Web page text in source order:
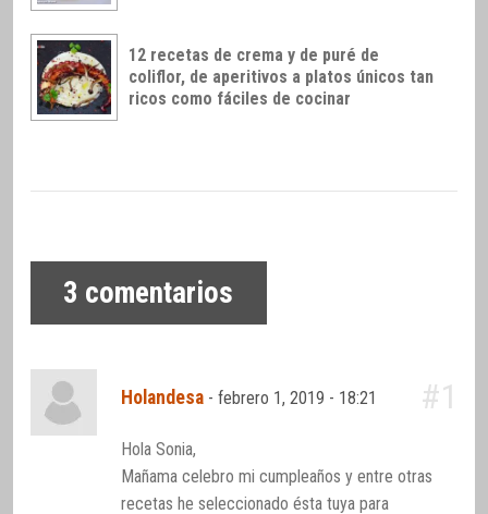
12 recetas de crema y de puré de
coliflor, de aperitivos a platos únicos tan
ricos como fáciles de cocinar
3 comentarios
Holandesa -febrero 1, 2019 - 18:21 #1
Hola Sonia,
Mañama celebro mi cumpleaños y entre otras
recetas he seleccionado ésta tuya para